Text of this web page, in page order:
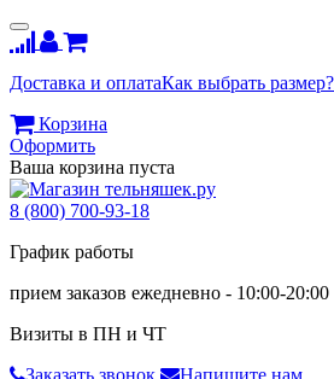
Доставка и оплатаКак выбрать размер?
Корзина
Оформить
Ваша корзина пуста
8 (800) 700-93-18
График работы
прием заказов ежедневно - 10:00-20:00
Визиты в ПН и ЧТ
Заказать звонок
Напишите нам